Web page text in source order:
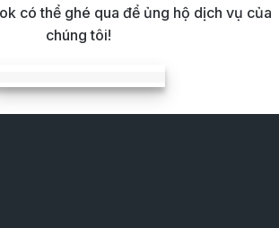
có thể ghé qua để ủng hộ dịch vụ của
chúng tôi!